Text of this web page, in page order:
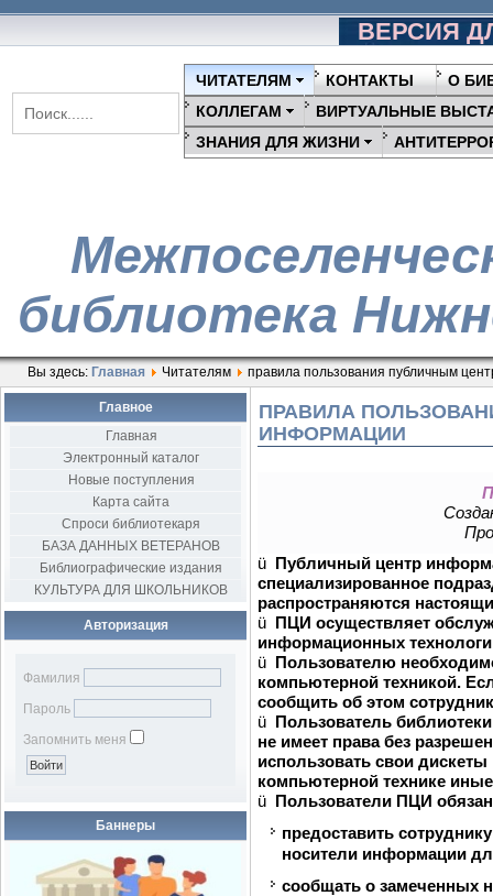
ВЕРСИЯ
ЧИТАТЕЛЯМ КОНТАКТЫ
О
КОЛЛЕГАМ
ВИРТУАЛЬНЫЕ
ЗНАНИЯ ДЛЯ ЖИЗНИ
библиотека
Вы здесь: Главная Читателям правила пользования публичным
Главное
Главная
Электронный каталог
Новые поступления
Карта сайта
Спроси библиотекаря
БАЗА ДАННЫХ ВЕТЕРАНОВ
Библиографические издания
КУЛЬТУРА ДЛЯ ШКОЛЬНИКОВ
Авторизация
Фамилия
Пароль
Запомнить меня
Баннеры
ПРАВИЛА
ИНФОРМАЦИИ
ü Публичный центр
специализированное
распространяются
ü ПЦИ осуществляет
информационных
ü Пользователю
компьютерной техникой.
сообщить об этом
ü Пользователь
не имеет права без
использовать свои
компьютерной технике иные
ü Пользователи ПЦИ
предоставить
носители информации
сообщать о замеченных